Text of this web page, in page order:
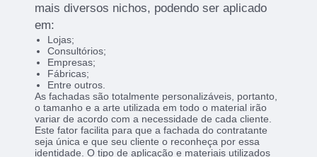
mais diversos nichos, podendo ser aplicado
em:
Lojas;
Consultórios;
Empresas;
Fábricas;
Entre outros.
As fachadas são totalmente personalizáveis, portanto,
o tamanho e a arte utilizada em todo o material irão
variar de acordo com a necessidade de cada cliente.
Este fator facilita para que a fachada do contratante
seja única e que seu cliente o reconheça por essa
identidade. O tipo de aplicação e materiais utilizados